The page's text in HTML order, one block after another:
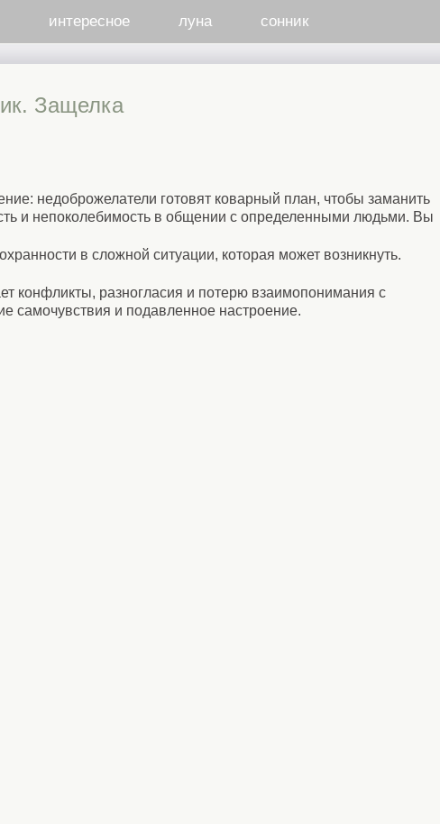
интересное луна сонник
Защелка
недоброжелатели готовят коварный план, чтобы заманить
и непоколебимость в общении с определенными людьми. Вы
в сложной ситуации, которая может возникнуть.
конфликты, разногласия и потерю взаимопонимания с
самочувствия и подавленное настроение.